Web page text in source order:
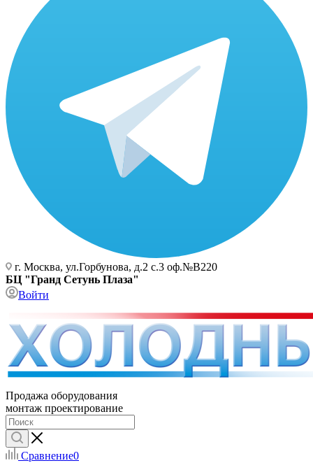
г. Москва, ул.Горбунова, д.2 с.3 оф.№В220
БЦ "Гранд Сетунь Плаза"
Войти
Продажа оборудования
монтаж проектирование
Сравнение0